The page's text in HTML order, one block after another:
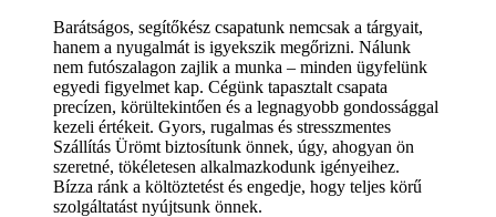
Barátságos, segítőkész csapatunk nemcsak a tárgyait,
hanem a nyugalmát is igyekszik megőrizni. Nálunk
nem futószalagon zajlik a munka – minden ügyfelünk
egyedi figyelmet kap. Cégünk tapasztalt csapata
precízen, körültekintően és a legnagyobb gondossággal
kezeli értékeit. Gyors, rugalmas és stresszmentes
Szállítás Ürömt biztosítunk önnek, úgy, ahogyan ön
szeretné, tökéletesen alkalmazkodunk igényeihez.
Bízza ránk a költöztetést és engedje, hogy teljes körű
szolgáltatást nyújtsunk önnek.